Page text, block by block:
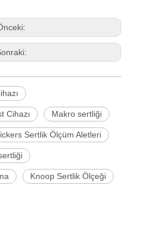
Cihazı Makro sertliği
Sertlik Ölçüm Aletleri
Knoop Sertlik Ölçeği